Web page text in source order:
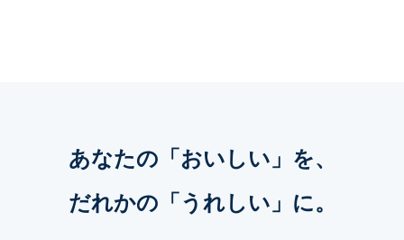
あなたの「おいしい」を、
だれかの「うれしい」に。